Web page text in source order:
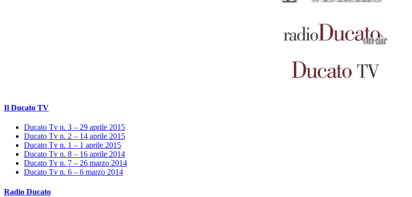
Il Ducato TV
Ducato Tv n. 3 – 29 aprile 2015
Ducato Tv n. 2 – 14 aprile 2015
Ducato Tv n. 1 – 1 aprile 2015
Ducato Tv n. 8 – 16 aprile 2014
Ducato Tv n. 7 – 26 marzo 2014
Ducato Tv n. 6 – 6 marzo 2014
Radio Ducato